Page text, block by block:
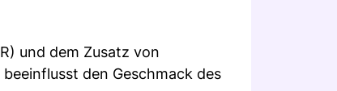
und dem Zusatz von
den Geschmack des